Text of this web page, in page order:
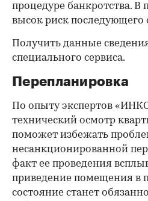
процедуре банкротства. В
высок риск последующего
Получить данные
специального сервиса.
Перепланировка
По опыту экспертов
технический осмотр
поможет избежать
несанкционированной
факт ее проведения
приведение помещения в
состояние станет